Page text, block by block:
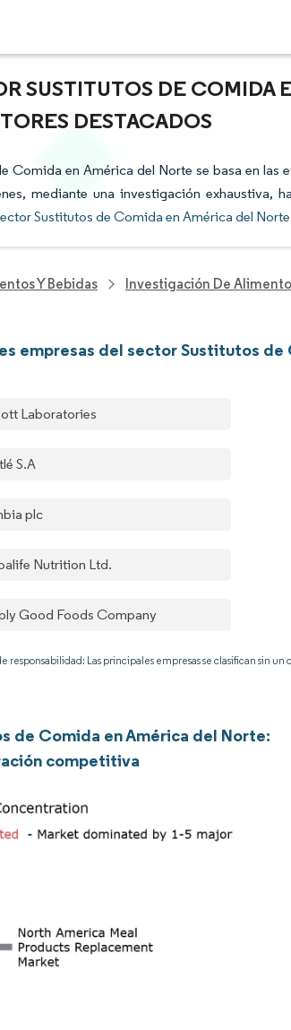
SUSTITUTOS DE COMIDA
DESTACADOS
Comida en América del Norte se basa en las
mediante una investigación exhaustiva,
Sustitutos de Comida en América del Norte
Y Bebidas Investigación De
empresas del sector Sustitutos
Laboratories
S.A
plc
Nutrition Ltd.
Good Foods Company
responsabilidad: Las principales empresas se clasifican sin un
de Comida en América del Norte:
competitiva